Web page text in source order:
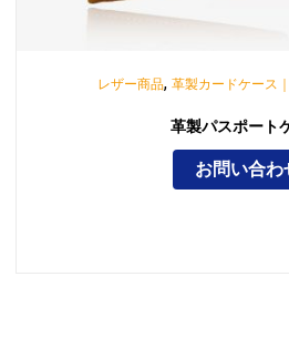
レザー商品, 革製カードケース
革製パスポート
お問い合わ